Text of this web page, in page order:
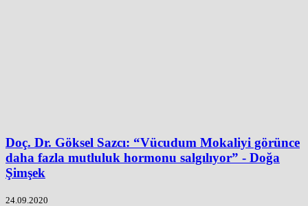
Doç. Dr. Göksel Sazcı: “Vücudum Mokaliyi görünce
daha fazla mutluluk hormonu salgılıyor” - Doğa
Şimşek
24.09.2020